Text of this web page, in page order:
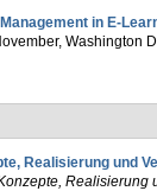
in E-
Washington
Realisierung und
Realisierung